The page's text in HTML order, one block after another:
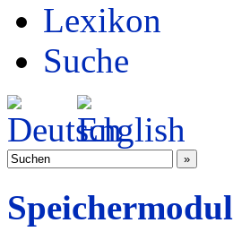
Lexikon
Suche
Speichermodul